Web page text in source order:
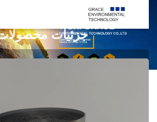
جزئیات محصولات